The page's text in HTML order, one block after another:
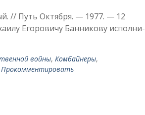
// Путь Октября. — 1977. — 12
Егоровичу Банникову исполни­
войны, Комбайнеры,
Прокомментировать